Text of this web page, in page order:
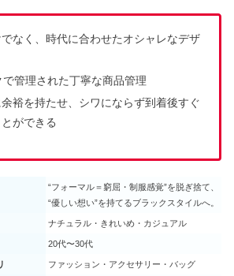
なく、時代に合わせたオシャレなデザ
管理された丁寧な商品管理
裕を持たせ、シワにならず到着後すぐ
ができる
“フォーマル＝窮屈・制服感覚”を脱ぎ捨て、
“優しい想い”を持てるブラックスタイルへ。
ナチュラル・きれいめ・カジュアル
20代〜30代
ファッション・アクセサリー・バッグ